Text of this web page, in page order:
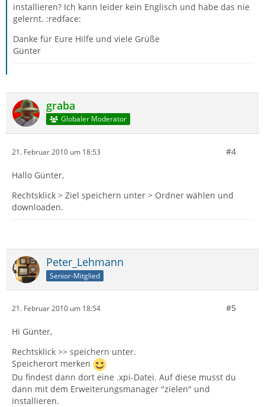
installieren? Ich kann leider kein Englisch und habe das nie
gelernt. :redface:
Danke für Eure Hilfe und viele Grüße
Günter
graba
Globaler Moderator
21. Februar 2010 um 18:53 #4
Hallo Günter,
Rechtsklick > Ziel speichern unter > Ordner wählen und
downloaden.
Peter_Lehmann
Senior-Mitglied
21. Februar 2010 um 18:54 #5
Hi Günter,
Rechtsklick >> speichern unter.
Speicherort merken
Du findest dann dort eine .xpi-Datei. Auf diese musst du
dann mit dem Erweiterungsmanager "zielen" und
installieren.